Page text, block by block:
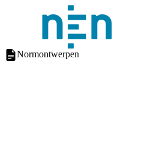
Normontwerpen